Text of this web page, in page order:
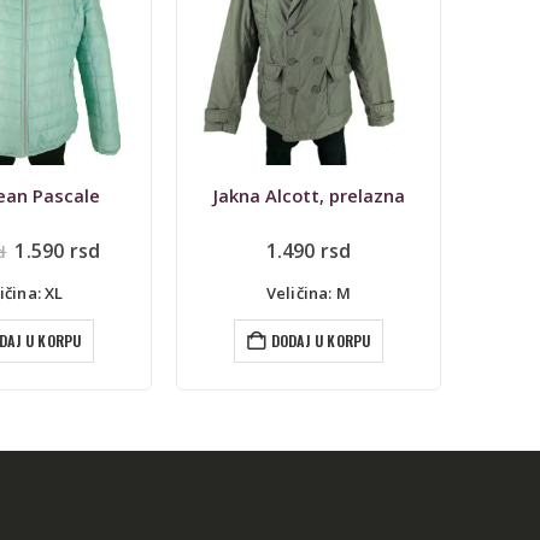
prelazna
rsd
M
U KORPU
3.290 rsd
Veličina: M
DODAJ U KORPU